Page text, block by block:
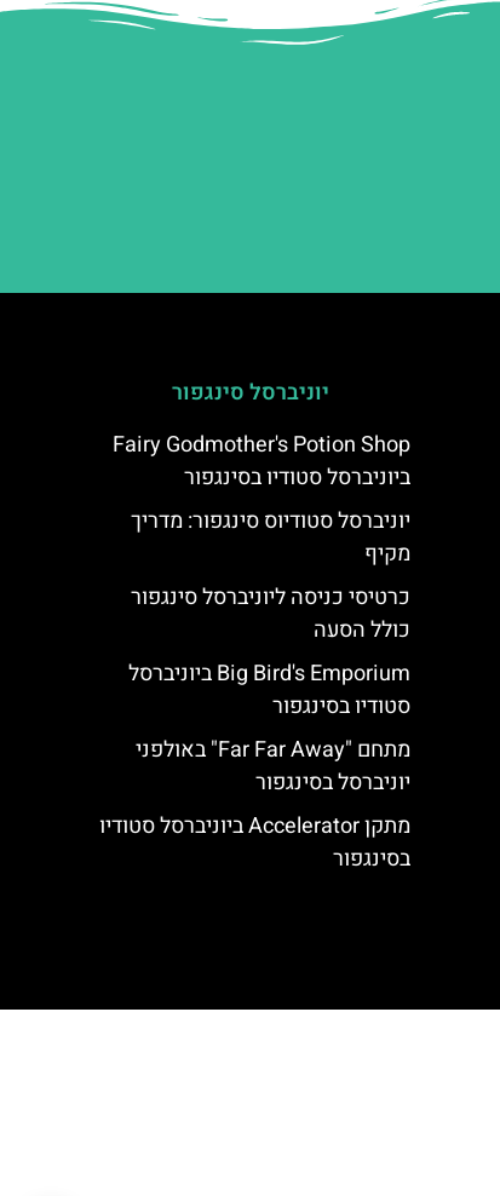
יוניברסל סינגפור
Fairy Godmother's Potion Shop
ביוניברסל סטודיו בסינגפור
יוניברסל סטודיוס סינגפור: מדריך
מקיף
כרטיסי כניסה ליוניברסל סינגפור
כולל הסעה
Big Bird's Emporium ביוניברסל
סטודיו בסינגפור
מתחם "Far Far Away" באולפני
יוניברסל בסינגפור
מתקן Accelerator ביוניברסל סטודיו
בסינגפור